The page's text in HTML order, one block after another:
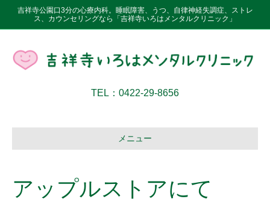
吉祥寺公園口3分の心療内科。睡眠障害、うつ、自律神経失調症、ストレ
ス、カウンセリングなら「吉祥寺いろはメンタルクリニック」
TEL：0422-29-8656
メニュー
アップルストアにて